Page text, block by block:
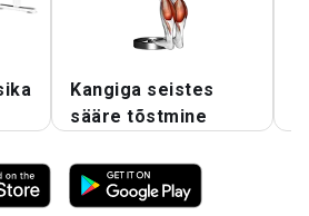
Kangiga seistes
sääre tõstmine